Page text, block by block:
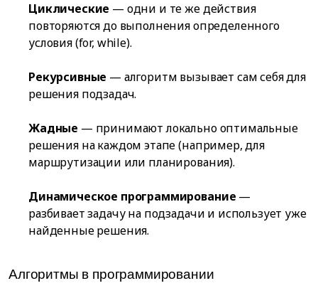
Циклические — одни и те же действия
повторяются до выполнения определенного
условия (for, while).
Рекурсивные — алгоритм вызывает сам себя для
решения подзадач.
Жадные — принимают локально оптимальные
решения на каждом этапе (например, для
маршрутизации или планирования).
Динамическое программирование —
разбивает задачу на подзадачи и использует уже
найденные решения.
Алгоритмы в программировании